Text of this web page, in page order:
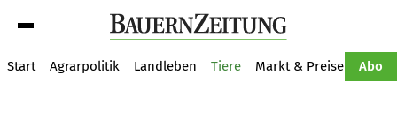
Start Agrarpolitik Landleben Tiere Markt & Preise Abo